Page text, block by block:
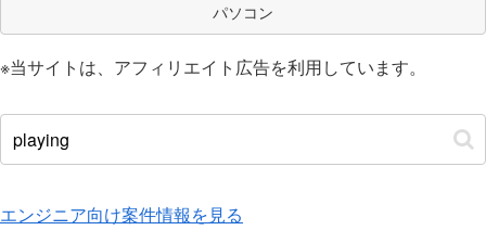
パソコン
※当サイトは、アフィリエイト広告を利用しています。
エンジニア向け案件情報を見る